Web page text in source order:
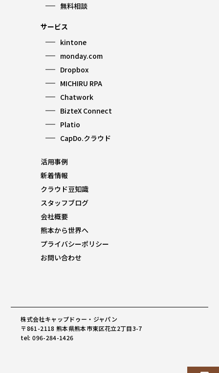
無料相談
サービス
kintone
monday.com
Dropbox
MICHIRU RPA
Chatwork
BizteX Connect
Platio
CapDo.クラウド
活用事例
新着情報
クラウド豆知識
スタッフブログ
会社概要
熊本から世界へ
プライバシーポリシー
お問い合わせ
株式会社キャップドゥー・ジャパン
〒861-2118 熊本県熊本市東区花立2丁目3-7
tel: 096-284-1426